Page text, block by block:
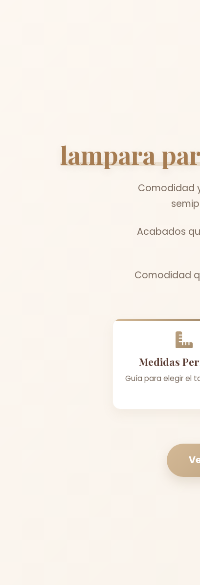
lampara
Comodidad
Acabados
Comodidad
Medidas
Guía para elegir el